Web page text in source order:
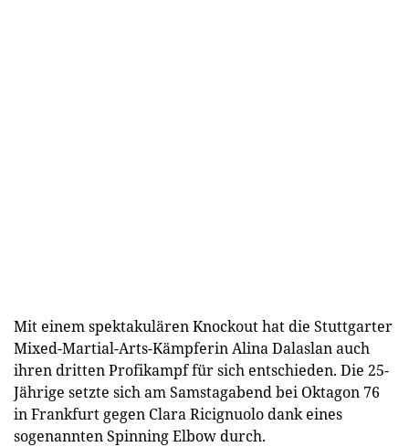
Mit einem spektakulären Knockout hat die Stuttgarter
Mixed-Martial-Arts-Kämpferin Alina Dalaslan auch
ihren dritten Profikampf für sich entschieden. Die 25-
Jährige setzte sich am Samstagabend bei Oktagon 76
in Frankfurt gegen Clara Ricignuolo dank eines
sogenannten Spinning Elbow durch.